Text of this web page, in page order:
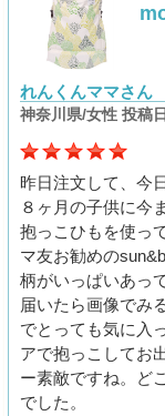
れんくんママさん
神奈川県/女性 投稿
昨日注文して、今
８ヶ月の子供に今
抱っこひもを使っ
マ友お勧めの
柄がいっぱいあっ
届いたら画像でみ
でとっても気に入
アで抱っこしてお
ー素敵ですね。ど
でした。